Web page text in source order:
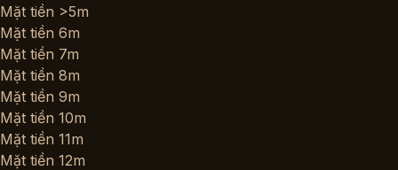
Mặt tiền >5m
Mặt tiền 6m
Mặt tiền 7m
Mặt tiền 8m
Mặt tiền 9m
Mặt tiền 10m
Mặt tiền 11m
Mặt tiền 12m